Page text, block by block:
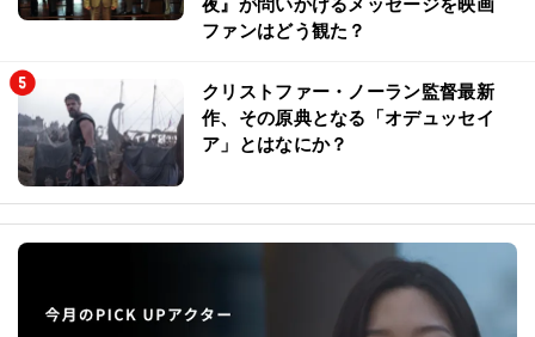
夜』が問いかけるメッセージを映画
ファンはどう観た？
クリストファー・ノーラン監督最新
作、その原典となる「オデュッセイ
ア」とはなにか？